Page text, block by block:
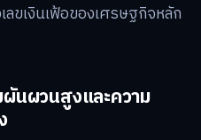
ลขเงินเฟ้อของเศรษฐกิจหลัก
ผันผวนสูงและความ